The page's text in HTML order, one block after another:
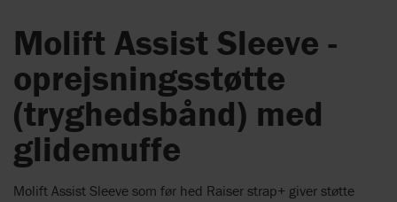
Molift Assist Sleeve -
oprejsningsstøtte
(tryghedsbånd) med
glidemuffe
Molift Assist Sleeve som før hed Raiser strap+ giver støtte